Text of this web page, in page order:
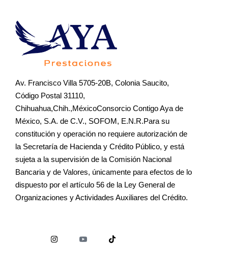
Av. Francisco Villa 5705-20B, Colonia Saucito,
Código Postal 31110,
Chihuahua,Chih.,MéxicoConsorcio Contigo Aya de
México, S.A. de C.V., SOFOM, E.N.R.Para su
constitución y operación no requiere autorización de
la Secretaría de Hacienda y Crédito Público, y está
sujeta a la supervisión de la Comisión Nacional
Bancaria y de Valores, únicamente para efectos de lo
dispuesto por el artículo 56 de la Ley General de
Organizaciones y Actividades Auxiliares del Crédito.